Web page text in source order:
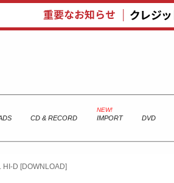
CD & RECORD IMPORT DVD
HI-D [DOWNLOAD]